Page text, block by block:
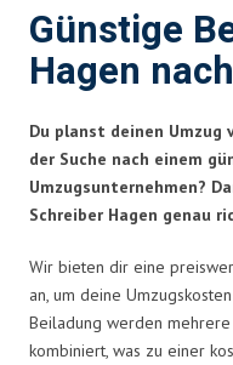
Günstige
Hagen
Du planst deinen Umzug
der Suche nach einem
Umzugsunternehmen?
Schreiber Hagen genau
Wir bieten dir eine
an, um deine
Beiladung werden
kombiniert, was zu einer